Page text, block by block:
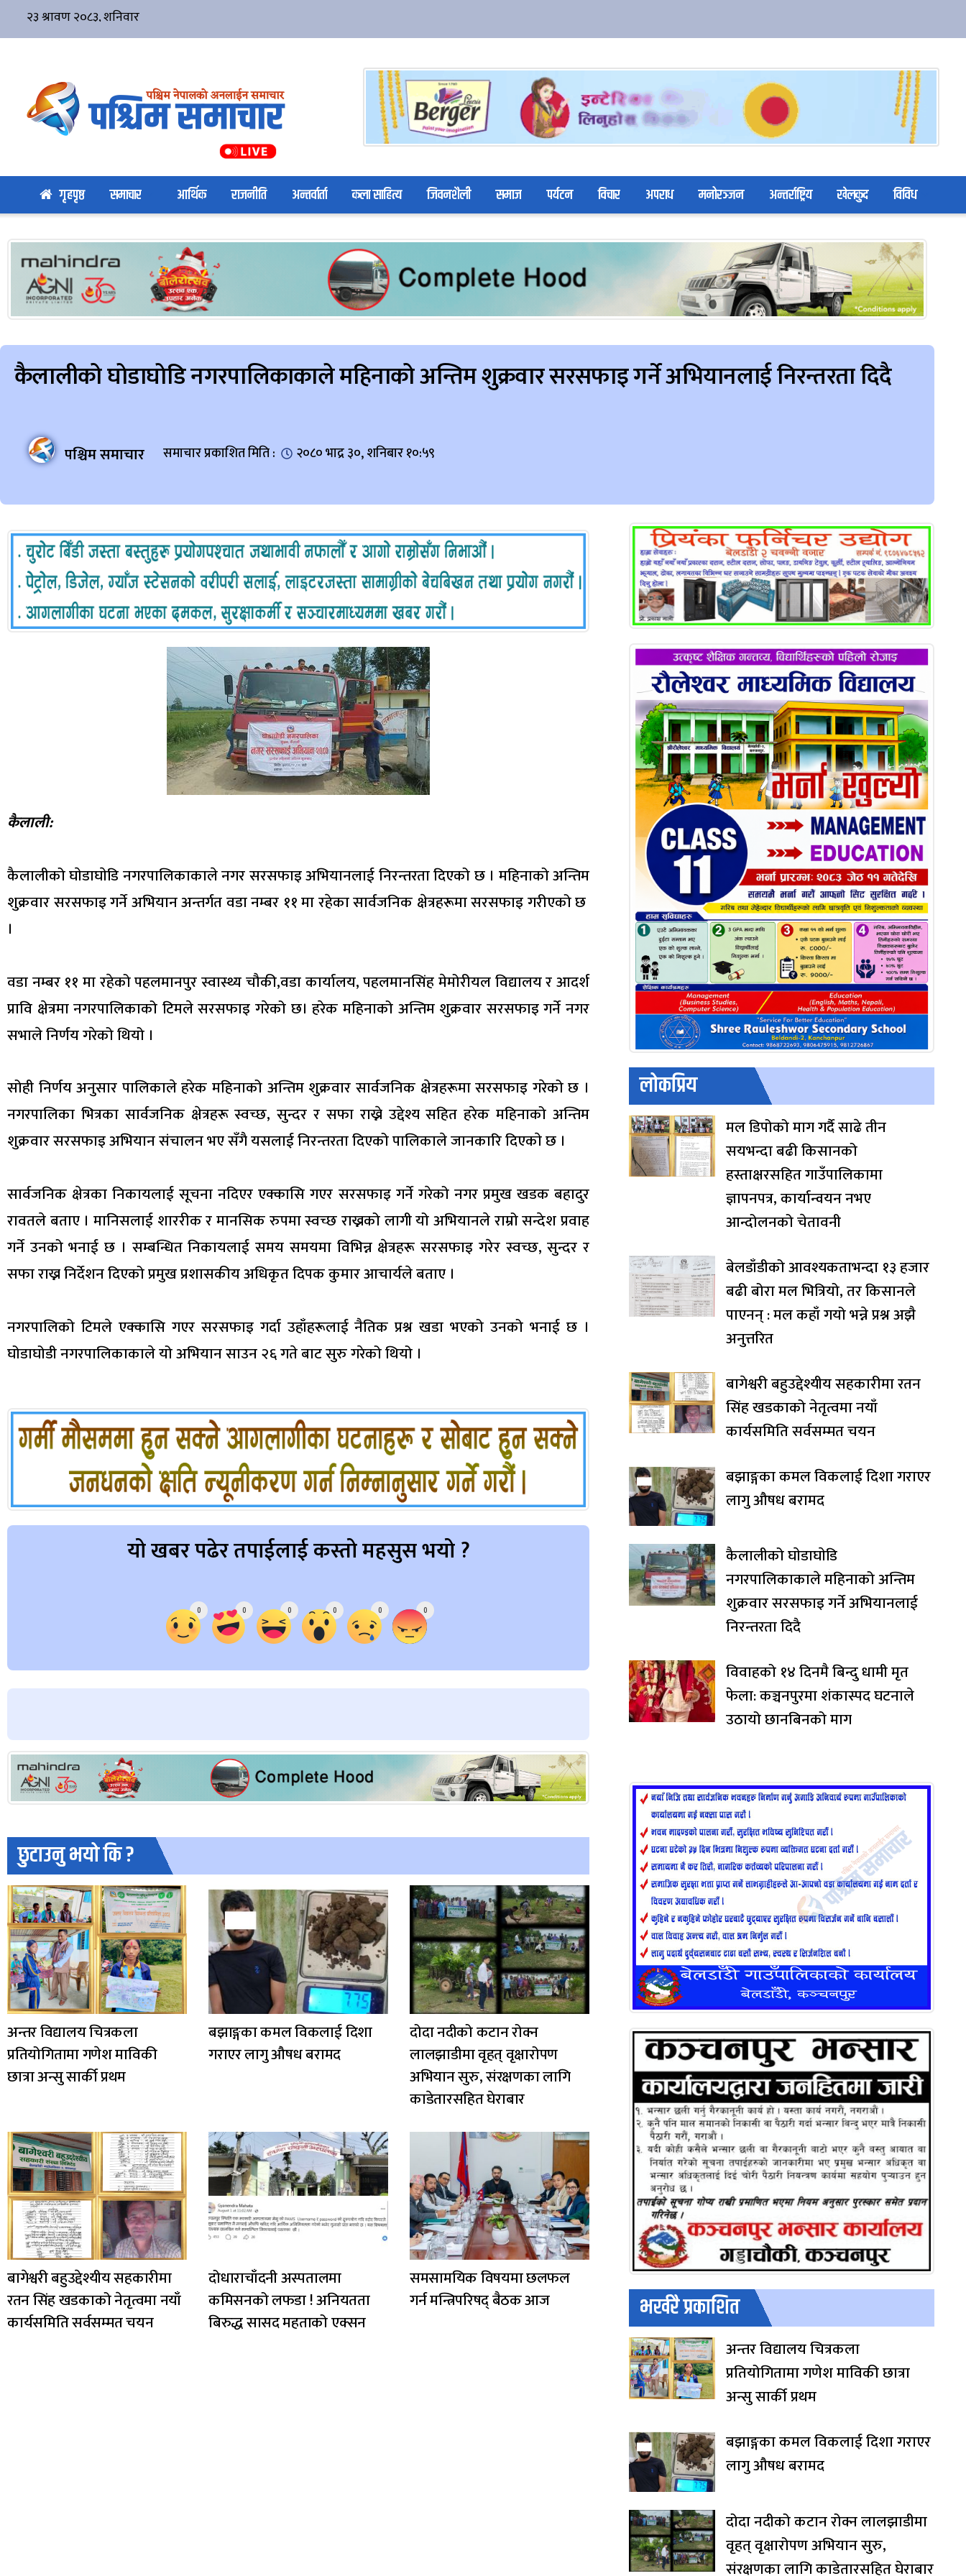
गृहपृष्ठ समाचार आर्थिक राजनीति अन्तर्वार्ता कला साहित्य जिवनशैली समाज पर्यटन विचार अपराध मनोरञ्जन अन्तर्राष्ट्रिय खेलकुद विविध
कैलालीको घाेडाघाेडि नगरपालिकाकाले महिनाको अन्तिम शुक्रवार सरसफाइ गर्ने अभियानलाई निरन्तरता दिदै
पश्चिम समाचार समाचार प्रकाशित मिति : २०८० भाद्र ३०, शनिबार १०:५९
कैलाली:
कैलालीको घाेडाघाेडि नगरपालिकाकाले नगर सरसफाइ अभियानलाई निरन्तरता दिएको छ । महिनाको अन्तिम
शुक्रवार सरसफाइ गर्ने अभियान अन्तर्गत वडा नम्बर ११ मा रहेका सार्वजनिक क्षेत्रहरूमा सरसफाइ गरीएको छ
।
वडा नम्बर ११ मा रहेको पहलमानपुर स्वास्थ्य चौकी,वडा कार्यालय, पहलमानसिंह मेमोरीयल विद्यालय र आदर्श
प्रावि क्षेत्रमा नगरपालिकाको टिमले सरसफाइ गरेको छ। हरेक महिनाको अन्तिम शुक्रवार सरसफाइ गर्ने नगर
सभाले निर्णय गरेको थियो ।
सोही निर्णय अनुसार पालिकाले हरेक महिनाको अन्तिम शुक्रवार सार्वजनिक क्षेत्रहरूमा सरसफाइ गरेको छ ।
नगरपालिका भित्रका सार्वजनिक क्षेत्रहरू स्वच्छ, सुन्दर र सफा राख्ने उद्देश्य सहित हरेक महिनाको अन्तिम
शुक्रवार सरसफाइ अभियान संचालन भए सँगै यसलाई निरन्तरता दिएको पालिकाले जानकारि दिएकाे छ ।
सार्वजनिक क्षेत्रका निकायलाई सूचना नदिएर एक्कासि गएर सरसफाइ गर्ने गरेको नगर प्रमुख खडक बहादुर
रावतले बताए । मानिसलाई शाररीक र मानसिक रुपमा स्वच्छ राख्नको लागी यो अभियानले राम्रो सन्देश प्रवाह
गर्ने उनको भनाई छ । सम्बन्धित निकायलाई समय समयमा विभिन्न क्षेत्रहरू सरसफाइ गरेर स्वच्छ, सुन्दर र
सफा राख्न निर्देशन दिएको प्रमुख प्रशासकीय अधिकृत दिपक कुमार आचार्यले बताए ।
नगरपालिको टिमले एक्कासि गएर सरसफाइ गर्दा उहाँहरूलाई नैतिक प्रश्न खडा भएको उनको भनाई छ ।
घोडाघोडी नगरपालिकाकाले यो अभियान साउन २६ गते बाट सुरु गरेको थियो ।
यो खबर पढेर तपाईलाई कस्तो महसुस भयो ?
0 0 0 0 0 0
छुटाउनु भयो कि ?
अन्तर विद्यालय चित्रकला
प्रतियोगितामा गणेश माविकी
छात्रा अन्सु सार्की प्रथम
बझाङ्गका कमल विकलाई दिशा
गराएर लागु औषध बरामद
दोदा नदीको कटान रोक्न
लालझाडीमा वृहत् वृक्षारोपण
अभियान सुरु, संरक्षणका लागि
काडेतारसहित घेराबार
बागेश्वरी बहुउद्देश्यीय सहकारीमा
रतन सिंह खडकाको नेतृत्वमा नयाँ
कार्यसमिति सर्वसम्मत चयन
दोधाराचाँदनी अस्पतालमा
कमिसनको लफडा ! अनियतता
बिरुद्ध सासद महताको एक्सन
समसामयिक विषयमा छलफल
गर्न मन्त्रिपरिषद् बैठक आज
लोकप्रिय
मल डिपोको माग गर्दै साढे तीन
सयभन्दा बढी किसानको
हस्ताक्षरसहित गाउँपालिकामा
ज्ञापनपत्र, कार्यान्वयन नभए
आन्दोलनको चेतावनी
बेलडाँडीको आवश्यकताभन्दा १३ हजार
बढी बोरा मल भित्रियो, तर किसानले
पाएनन् : मल कहाँ गयो भन्ने प्रश्न अझै
अनुत्तरित
बागेश्वरी बहुउद्देश्यीय सहकारीमा रतन
सिंह खडकाको नेतृत्वमा नयाँ
कार्यसमिति सर्वसम्मत चयन
बझाङ्गका कमल विकलाई दिशा गराएर
लागु औषध बरामद
कैलालीको घाेडाघाेडि
नगरपालिकाकाले महिनाको अन्तिम
शुक्रवार सरसफाइ गर्ने अभियानलाई
निरन्तरता दिदै
विवाहको १४ दिनमै बिन्दु धामी मृत
फेला: कञ्चनपुरमा शंकास्पद घटनाले
उठायो छानबिनको माग
भर्खरै प्रकाशित
अन्तर विद्यालय चित्रकला
प्रतियोगितामा गणेश माविकी छात्रा
अन्सु सार्की प्रथम
बझाङ्गका कमल विकलाई दिशा गराएर
लागु औषध बरामद
दोदा नदीको कटान रोक्न लालझाडीमा
वृहत् वृक्षारोपण अभियान सुरु,
संरक्षणका लागि काडेतारसहित घेराबार